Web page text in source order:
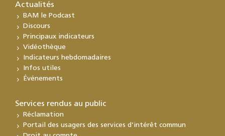
Actualités
BAM le Podcast
Discours
Principaux indicateurs
Vidéothèque
Indicateurs hebdomadaires
Infos utiles
Événements
Services rendus au public
Réclamation
Portail des usagers des services d’intérêt commun